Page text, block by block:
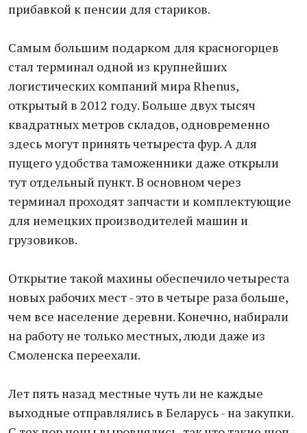
прибавкой к пенсии для стариков.
Самым большим подарком для красногорцев
стал терминал одной из крупнейших
логистических компаний мира Rhenus,
открытый в 2012 году. Больше двух тысяч
квадратных метров складов, одновременно
здесь могут принять четыреста фур. А для
пущего удобства таможенники даже открыли
тут отдельный пункт. В основном через
терминал проходят запчасти и комплектующие
для немецких производителей машин и
грузовиков.
Открытие такой махины обеспечило четыреста
новых рабочих мест - это в четыре раза больше,
чем все население деревни. Конечно, набирали
на работу не только местных, люди даже из
Смоленска переехали.
Лет пять назад местные чуть ли не каждые
выходные отправлялись в Беларусь - на закупки.